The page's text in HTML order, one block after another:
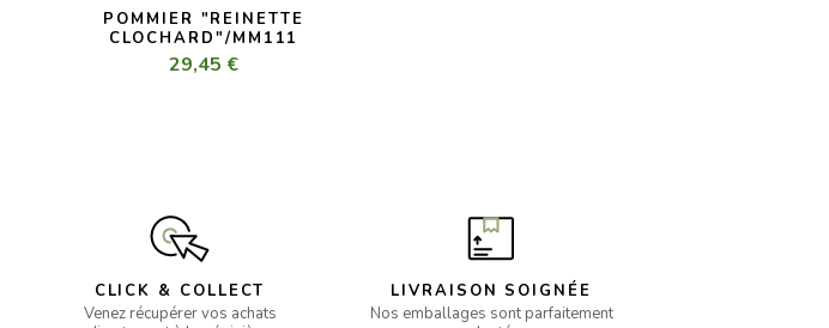
POMMIER "REINETTE
CLOCHARD"/MM111
29,45 €
CLICK & COLLECT
Venez récupérer vos achats
LIVRAISON SOIGNÉE
Nos emballages sont parfaitement